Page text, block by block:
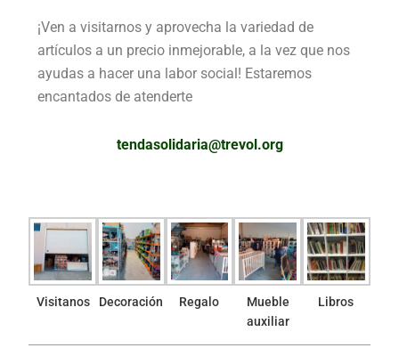
¡Ven a visitarnos y aprovecha la variedad de
artículos a un precio inmejorable, a la vez que nos
ayudas a hacer una labor social! Estaremos
encantados de atenderte
tendasolidaria@trevol.org
Visitanos Decoración Regalo
Mueble
auxiliar
Libros